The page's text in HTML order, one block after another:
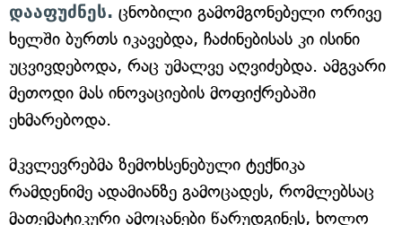
დააფუძნეს. ცნობილი გამომგონებელი ორივე
ხელში ბურთს იკავებდა, ჩაძინებისას კი ისინი
უცვივდებოდა, რაც უმალვე აღვიძებდა. ამგვარი
მეთოდი მას ინოვაციების მოფიქრებაში
ეხმარებოდა.
მკვლევრებმა ზემოხსენებული ტექნიკა
რამდენიმე ადამიანზე გამოცადეს, რომლებსაც
მათემატიკური ამოცანები წარუდგინეს, ხოლო